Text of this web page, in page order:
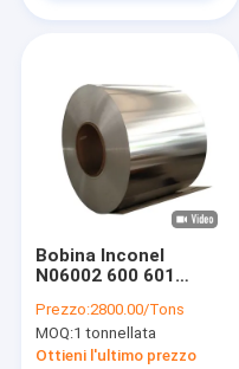
Bobina Inconel
N06002 600 601
ASTM B575 B575
Hastelloy X una
stagnola di 625
Prezzo:2800.00/Tons
MOQ:1 tonnellata
Ottieni l'ultimo prezzo